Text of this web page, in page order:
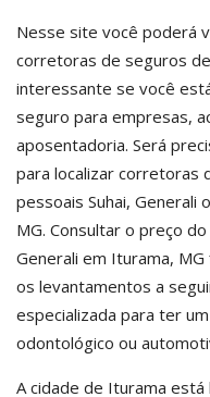
Nesse site você poderá
corretoras de seguros
interessante se você
seguro para empresas,
aposentadoria. Será
para localizar corretoras
pessoais Suhai, Generali
MG. Consultar o preço
Generali em Iturama,
os levantamentos a
especializada para ter
odontológico ou
A cidade de Iturama